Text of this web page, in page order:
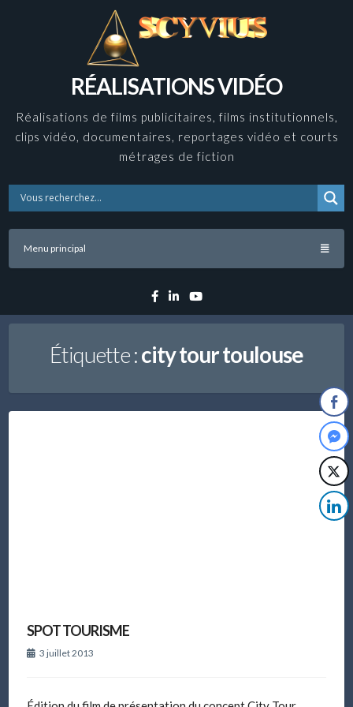
RÉALISATIONS VIDÉO
Réalisations de films publicitaires, films institutionnels,
clips vidéo, documentaires, reportages vidéo et courts
métrages de fiction
Menu principal
Facebook
LinkedinYouTube
Étiquette :city tour toulouse
SPOT TOURISME
3 juillet 2013